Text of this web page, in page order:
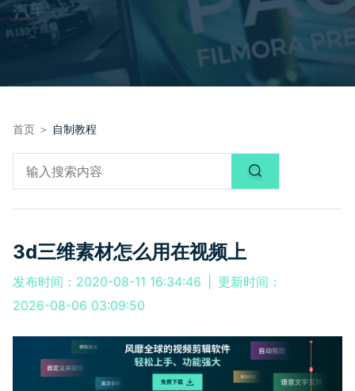
文本
首页 ＞ 自制教程
3d三维素材怎么用在视频上
发布时间：2020-08-11 16:34:46
更新时间：
2026-08-06 03:09:50